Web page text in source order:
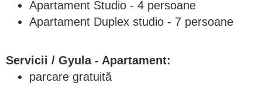
Apartament Studio - 4 persoane
Apartament Duplex studio - 7 persoane
Servicii / Gyula - Apartament:
parcare gratuită